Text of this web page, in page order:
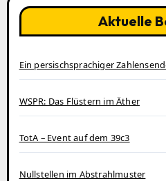
Aktuelle
Ein persischsprachiger
WSPR: Das Flüstern im Äther
TotA – Event auf dem 39c3
Nullstellen im Abstrahlmuster